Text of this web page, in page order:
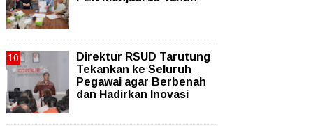
Direktur RSUD Tarutung
Tekankan ke Seluruh
Pegawai agar Berbenah
dan Hadirkan Inovasi